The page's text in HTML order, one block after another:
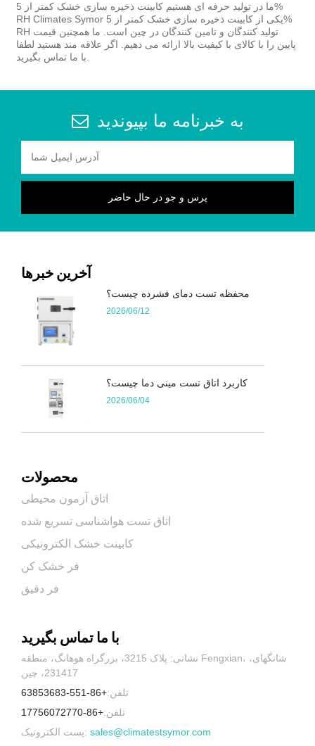
ما در تولید حرفه ای هستیم کابینت ذخیره سازی خشک کمتر از 5%
RH Climates Symor یکی از کابینت ذخیره سازی خشک کمتر از 5%
RH تولید کنندگان و تامین کنندگان در چین است. ما همچنین قیمت
پایین را با کالای با کیفیت بالا ارائه می دهیم. اگر علاقه مند هستید لطفا
به خبرنامه ما بپیوندید
آخرین خبرها
محفظه تست دمای فشرده چیست؟
2026/06/12
کاربرد اتاق تست مینی دما چیست؟
2026/06/04
محصولات
اتاق آزمون محیطی
اتاق تست هواشناسی تسریع شده
کابینت خشک الکترونیکی
فر خشک کن
فر دقیق
با ما تماس بگیرید
نشانی: پلاک 3215، بزرگراه هوهانگ، منطقه Fengxian، شانگهای،
231417، چین
تلفن:+86-551-63853683
تلفن:+86-17756072770
پست الکترونیک: sales@climatestsymor.com